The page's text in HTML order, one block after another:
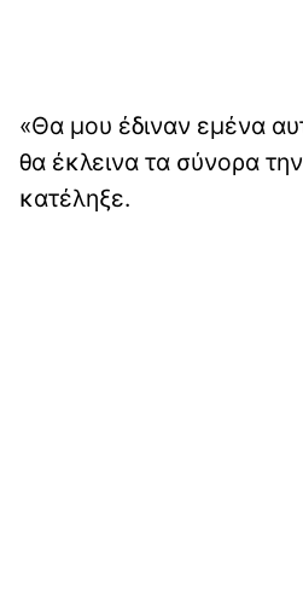
«Θα μου έδιναν εμένα
θα έκλεινα τα σύνορα
κατέληξε.